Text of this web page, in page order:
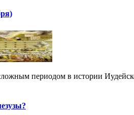
периодом в истории